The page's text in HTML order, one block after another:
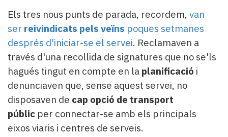
Els tres nous punts de parada, recordem, van
ser reivindicats pels veïns poques setmanes
després d'iniciar-se el servei. Reclamaven a
través d'una recollida de signatures que no se'ls
hagués tingut en compte en la planificació i
denunciaven que, sense aquest servei, no
disposaven de cap opció de transport
públic per connectar-se amb els principals
eixos viaris i centres de serveis.